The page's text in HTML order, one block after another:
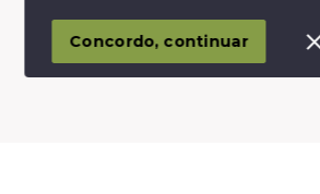
SITE PARA IMOBILIARIA
Concordo, continuar